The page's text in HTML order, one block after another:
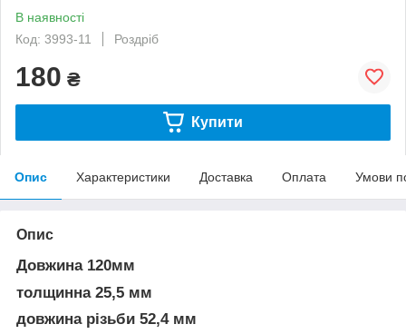
В наявності
Код: 3993-11
Роздріб
180 ₴
Купити
Опис Характеристики Доставка Оплата Умови
Опис
Довжина 120мм
толщинна 25,5 мм
довжина різьби 52,4 мм